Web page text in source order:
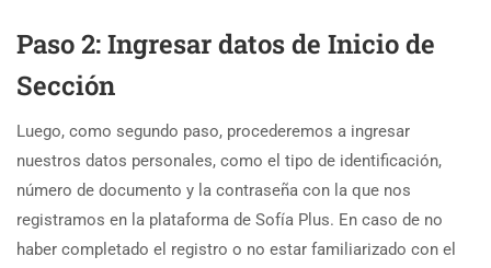
Paso 2: Ingresar datos de Inicio de
Sección
Luego, como segundo paso, procederemos a ingresar
nuestros datos personales, como el tipo de identificación,
número de documento y la contraseña con la que nos
registramos en la plataforma de Sofía Plus. En caso de no
haber completado el registro o no estar familiarizado con el